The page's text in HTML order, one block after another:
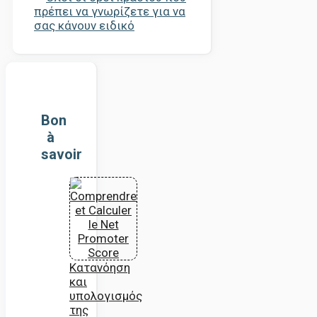
πρέπει να γνωρίζετε για να
σας κάνουν ειδικό
Bon
à
savoir
Κατανόηση
και
υπολογισμός
της